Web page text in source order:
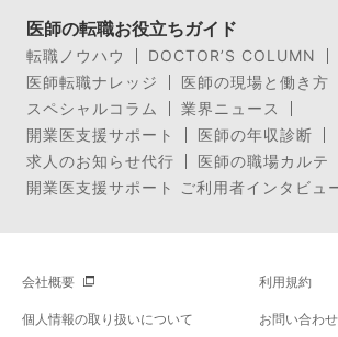
医師の転職お役立ちガイド
転職ノウハウ
DOCTOR’S COLUMN
医師転職ナレッジ
医師の現場と働き方
スペシャルコラム
業界ニュース
開業医支援サポート
医師の年収診断
求人のお知らせ代行
医師の職場カルテ
開業医支援サポート ご利用者インタビュ
会社概要 利用規約
個人情報の取り扱いについて お問い合わせ